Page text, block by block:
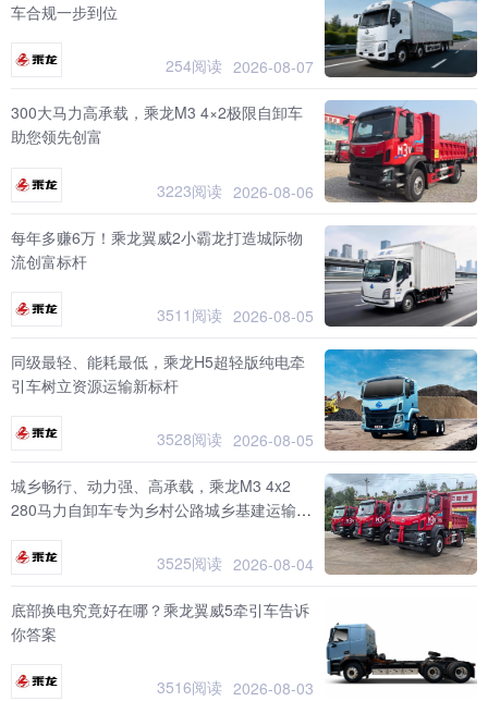
车合规一步到位
254阅读 2026-08-07
300大马力高承载，乘龙M3 4×2极限自卸车
助您领先创富
3223阅读 2026-08-06
每年多赚6万！乘龙翼威2小霸龙打造城际物
流创富标杆
3511阅读 2026-08-05
同级最轻、能耗最低，乘龙H5超轻版纯电牵
引车树立资源运输新标杆
3528阅读 2026-08-05
城乡畅行、动力强、高承载，乘龙M3 4x2
280马力自卸车专为乡村公路城乡基建运输而
3525阅读 2026-08-04
底部换电究竟好在哪？乘龙翼威5牵引车告诉
你答案
3516阅读 2026-08-03